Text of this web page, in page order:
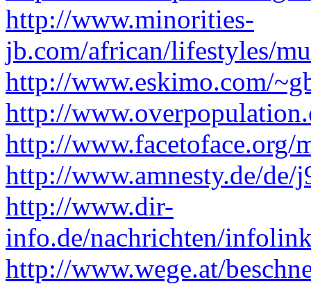
http://www.minorities-
jb.com/african/lifestyles/
http://www.eskimo.com/
http://
http://www.facetoface.org/
http://www.amnesty.de/de/
http://www.dir-
info.de/nachrichten/
http://www.wege.at/